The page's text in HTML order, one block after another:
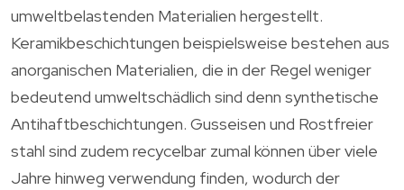
umweltbelastenden Materialien hergestellt.
Keramikbeschichtungen beispielsweise bestehen aus
anorganischen Materialien, die in der Regel weniger
bedeutend umweltschädlich sind denn synthetische
Antihaftbeschichtungen. Gusseisen und Rostfreier
stahl sind zudem recycelbar zumal können über viele
Jahre hinweg verwendung finden, wodurch der